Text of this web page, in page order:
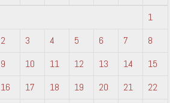
1
2
3 4 5 6 7
8
9
10 11 12 13 14
15
16
17 18 19 20 21 22